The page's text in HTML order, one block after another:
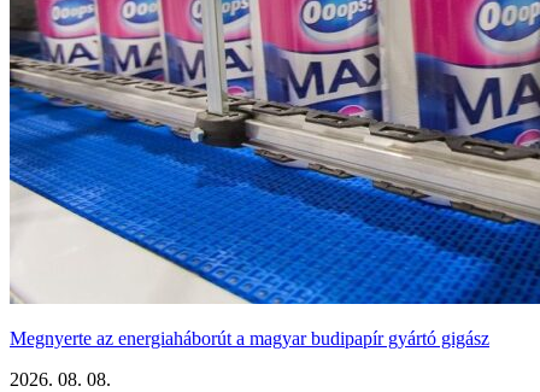
Megnyerte az energiaháborút a magyar budipapír gyártó gigász
2026. 08. 08.